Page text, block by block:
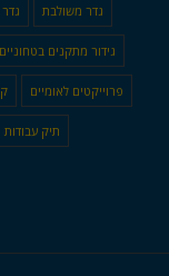
גדר משולבת גדר
גידור מתקנים בטחוניים
פרוייקטים לאומיים
תיק עבודות